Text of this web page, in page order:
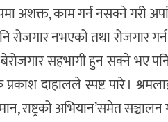
अशक्त, काम गर्न नसक्ने गरी
रोजगार नभएको तथा रोजगार
बेरोजगार सहभागी हुन सक्ने भए
दाहालले स्पष्ट पारे ।
राष्ट्रको अभियान’समेत